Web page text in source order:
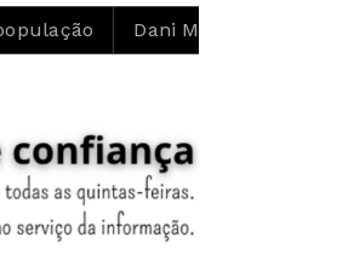
Dani Matos: “Confio no trabalho